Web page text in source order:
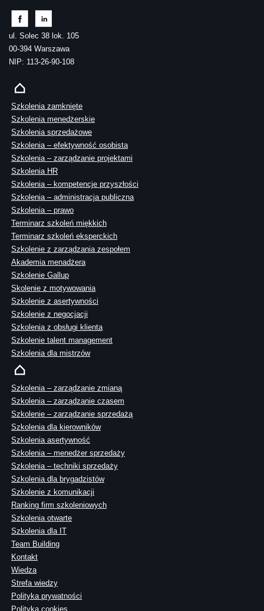
ul. Solec 38 lok. 105
00-394 Warszawa
NIP: 113-26-90-108
Szkolenia zamknięte
Szkolenia menedżerskie
Szkolenia sprzedażowe
Szkolenia – efektywność osobista
Szkolenia – zarządzanie projektami
Szkolenia HR
Szkolenia – kompetencje przyszłości
Szkolenia – administracja publiczna
Szkolenia – prawo
Terminarz szkoleń miękkich
Terminarz szkoleń eksperckich
Szkolenie z zarządzania zespołem
Akademia menadżera
Szkolenie Gallup
Skolenie z motywowania
Szkolenie z asertywności
Szkolenie z negocjacji
Szkolenia z obsługi klienta
Szkolenie talent management
Szkolenia dla mistrzów
Szkolenia – zarządzanie zmianą
Szkolenia – zarządzanie czasem
Szkolenie – zarządzanie sprzedażą
Szkolenia dla kierowników
Szkolenia asertywność
Szkolenia – menedżer sprzedaży
Szkolenia – techniki sprzedaży
Szkolenia dla brygadzistów
Szkolenie z komunikacji
Ranking firm szkoleniowych
Szkolenia otwarte
Szkolenia dla IT
Team Building
Kontakt
Wiedza
Strefa wiedzy
Polityka prywatności
Polityka cookies